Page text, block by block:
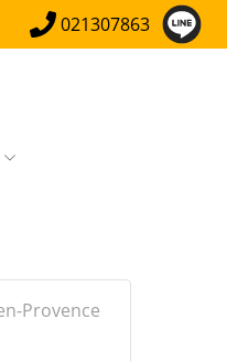
021307863
Provence